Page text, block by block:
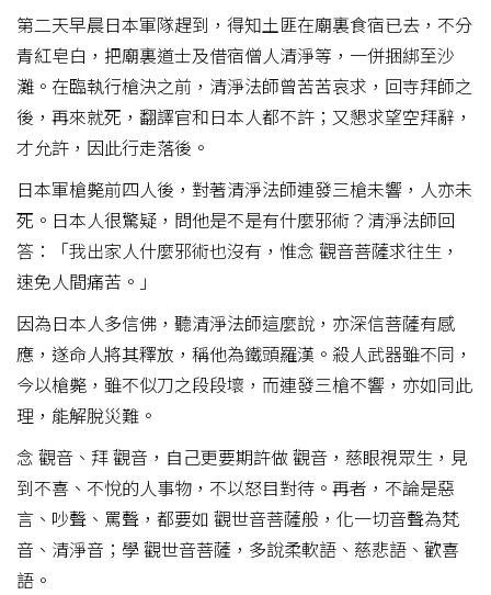
第二天早晨日本軍隊趕到，得知土匪在廟裏食宿已去，不分
青紅皂白，把廟裏道士及借宿僧人清淨等，一併捆綁至沙
灘。在臨執行槍決之前，清淨法師曾苦苦哀求，回寺拜師之
後，再來就死，翻譯官和日本人都不許；又懇求望空拜辭，
才允許，因此行走落後。
日本軍槍斃前四人後，對著清淨法師連發三槍未響，人亦未
死。日本人很驚疑，問他是不是有什麼邪術？清淨法師回
答：「我出家人什麼邪術也沒有，惟念 觀音菩薩求往生，
速免人間痛苦。」
因為日本人多信佛，聽清淨法師這麼說，亦深信菩薩有感
應，遂命人將其釋放，稱他為鐵頭羅漢。殺人武器雖不同，
今以槍斃，雖不似刀之段段壞，而連發三槍不響，亦如同此
理，能解脫災難。
念 觀音、拜 觀音，自己更要期許做 觀音，慈眼視眾生，見
到不喜、不悅的人事物，不以怒目對待。再者，不論是惡
言、吵聲、罵聲，都要如 觀世音菩薩般，化一切音聲為梵
音、清淨音；學 觀世音菩薩，多說柔軟語、慈悲語、歡喜
語。